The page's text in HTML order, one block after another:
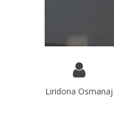
Liridona Osmanaj